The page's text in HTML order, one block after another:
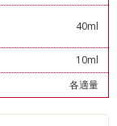
40ml
10ml
各適量